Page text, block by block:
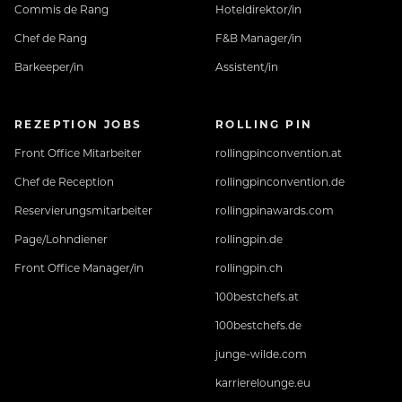
Commis de Rang
Chef de Rang
Barkeeper/in
Hoteldirektor/in
F&B Manager/in
Assistent/in
REZEPTION JOBS
Front Office Mitarbeiter
Chef de Reception
Reservierungsmitarbeiter
Page/Lohndiener
Front Office Manager/in
ROLLING PIN
rollingpinconvention.at
rollingpinconvention.de
rollingpinawards.com
rollingpin.de
rollingpin.ch
100bestchefs.at
100bestchefs.de
junge-wilde.com
karrierelounge.eu